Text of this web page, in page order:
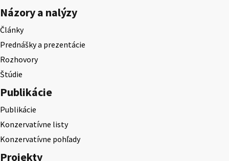
Názory a nalýzy
Články
Prednášky a prezentácie
Rozhovory
Štúdie
Publikácie
Publikácie
Konzervatívne listy
Konzervatívne pohľady
Projekty